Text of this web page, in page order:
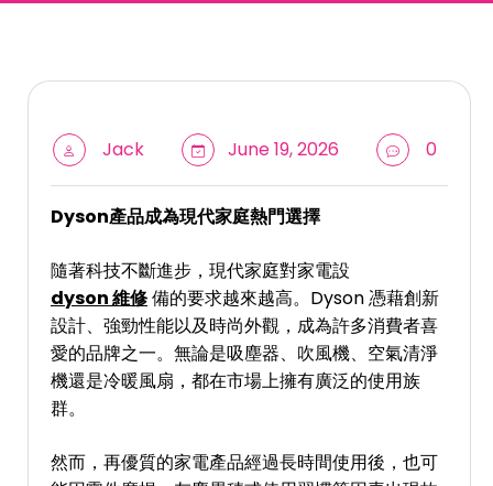
Jack June 19, 2026 0
Dyson產品成為現代家庭熱門選擇
隨著科技不斷進步，現代家庭對家電設
dyson 維修備的要求越來越高。Dyson 憑藉創新
設計、強勁性能以及時尚外觀，成為許多消費者喜
愛的品牌之一。無論是吸塵器、吹風機、空氣清淨
機還是冷暖風扇，都在市場上擁有廣泛的使用族
群。
然而，再優質的家電產品經過長時間使用後，也可